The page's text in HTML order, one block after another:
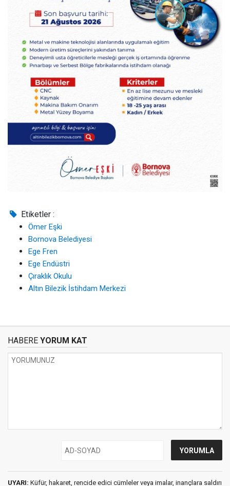
Etiketler :
Ömer Eşki
Bornova Belediyesi
Ege Fren
Ege Endüstri
Çıraklık Okulu
Altın Bilezik İstihdam Merkezi
HABERE YORUM KAT
UYARI: Küfür, hakaret, rencide edici cümleler veya imalar, inançlara saldırı